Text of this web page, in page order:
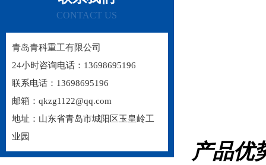
CONTACT US
青岛青科重工有限公司
24小时咨询电话：13698695196
联系电话：13698695196
邮箱：qkzg1122@qq.com
地址：山东省青岛市城阳区玉皇岭工
业园
产品优